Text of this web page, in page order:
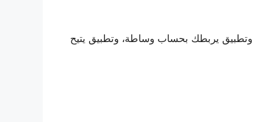
يربطك بحساب وساطة، وتطبيق يتيح